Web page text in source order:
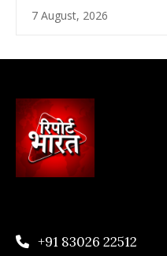
7 August, 2026
+91 83026 22512